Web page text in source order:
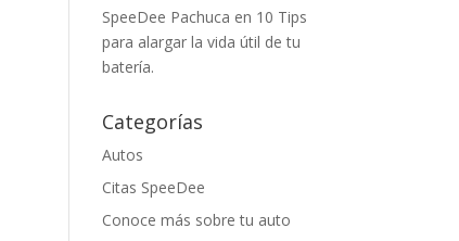
SpeeDee Pachuca en 10 Tips
para alargar la vida útil de tu
batería.
Categorías
Autos
Citas SpeeDee
Conoce más sobre tu auto